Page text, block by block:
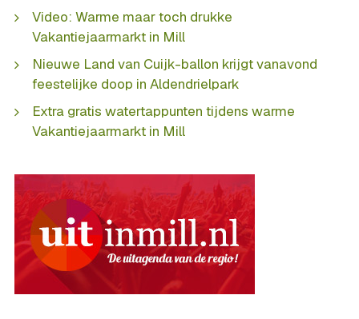
Video: Warme maar toch drukke
Vakantiejaarmarkt in Mill
Nieuwe Land van Cuijk-ballon krijgt vanavond
feestelijke doop in Aldendrielpark
Extra gratis watertappunten tijdens warme
Vakantiejaarmarkt in Mill